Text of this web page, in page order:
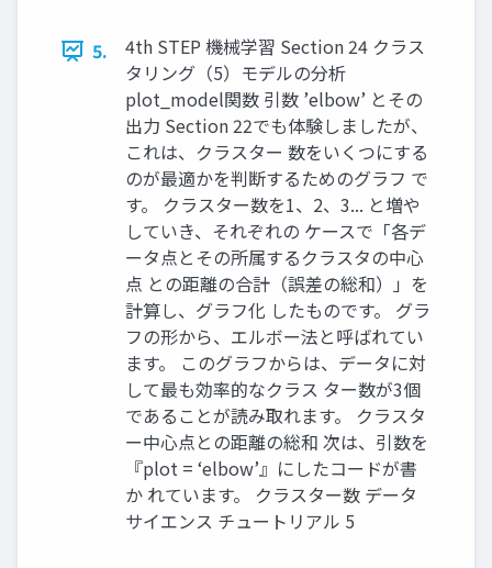
5.
4th STEP 機械学習 Section 24 クラス
タリング（5）モデルの分析
plot_model関数 引数 ’elbow’ とその
出力 Section 22でも体験しましたが、
これは、クラスター 数をいくつにする
のが最適かを判断するためのグラフ で
す。 クラスター数を1、2、3... と増や
していき、それぞれの ケースで「各デ
ータ点とその所属するクラスタの中心
点 との距離の合計（誤差の総和）」を
計算し、グラフ化 したものです。 グラ
フの形から、エルボー法と呼ばれてい
ます。 このグラフからは、データに対
して最も効率的なクラス ター数が3個
であることが読み取れます。 クラスタ
ー中心点との距離の総和 次は、引数を
『plot = ‘elbow’』にしたコードが書
か れています。 クラスター数 データ
サイエンス チュートリアル 5